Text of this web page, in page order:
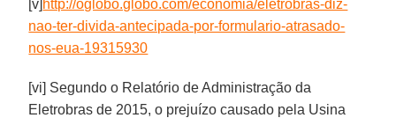
[v] http://oglobo.globo.com/economia/eletrobras-diz-
nao-ter-divida-antecipada-por-formulario-atrasado-
nos-eua-19315930
[vi] Segundo o Relatório de Administração da
Eletrobras de 2015, o prejuízo causado pela Usina